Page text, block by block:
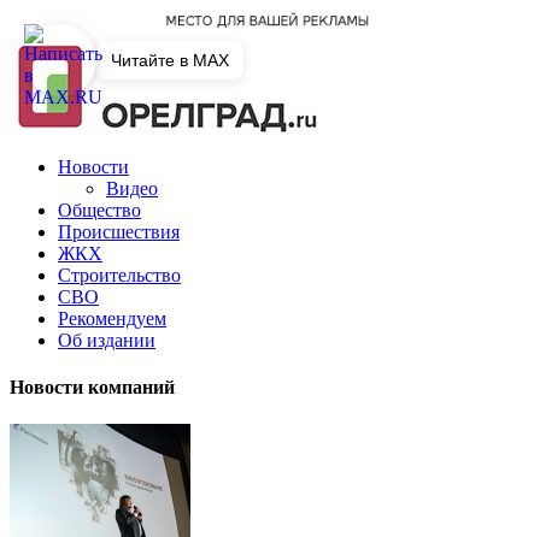
Новости
Видео
Общество
Происшествия
ЖКХ
Строительство
СВО
Рекомендуем
Об издании
Новости компаний
Читайте в MAX